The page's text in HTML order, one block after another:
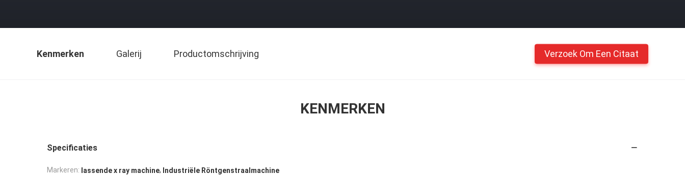
Kenmerken Galerij Productomschrijving Verzoek Om Een Citaat
KENMERKEN
Specificaties
Markeren: lassende x ray machine, Industriële Röntgenstraalmachine